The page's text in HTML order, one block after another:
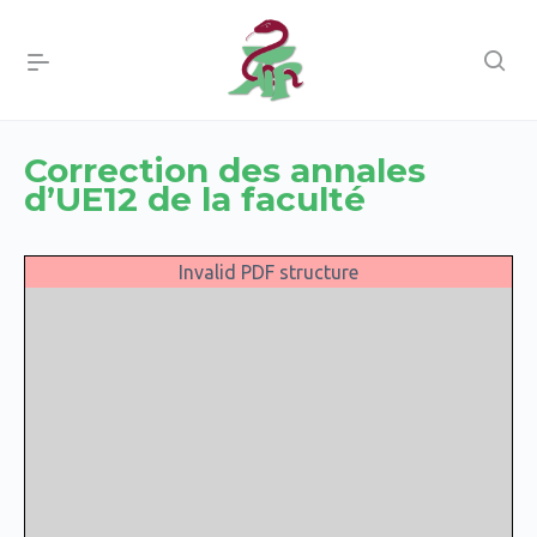
Correction des annales
d’UE12 de la faculté
Invalid PDF structure